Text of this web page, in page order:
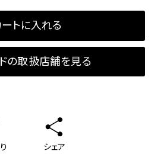
トに入れる
の取扱店舗を見る
シェア